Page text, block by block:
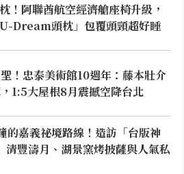
！阿聯酋航空經濟艙座椅升級，
Dream頭枕」包覆頭頸超好睡
！忠泰美術館10週年：藤本壯介
1:5大屋根8月震撼空降台北
的嘉義祕境路線！造訪「台版神
清豐濤月、湖景窯烤披薩與人氣私